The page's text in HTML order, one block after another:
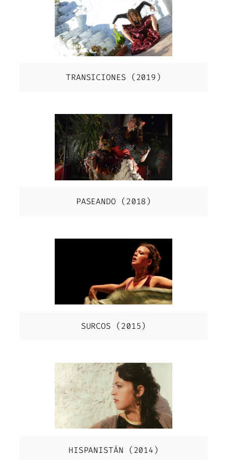
TRANSICIONES (2019)
PASEANDO (2018)
SURCOS (2015)
HISPANISTÁN (2014)